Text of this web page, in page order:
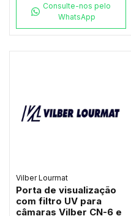
Consulte-nos pelo
WhatsApp
Vilber Lourmat
Porta de visualização
com filtro UV para
câmaras Vilber CN-6 e